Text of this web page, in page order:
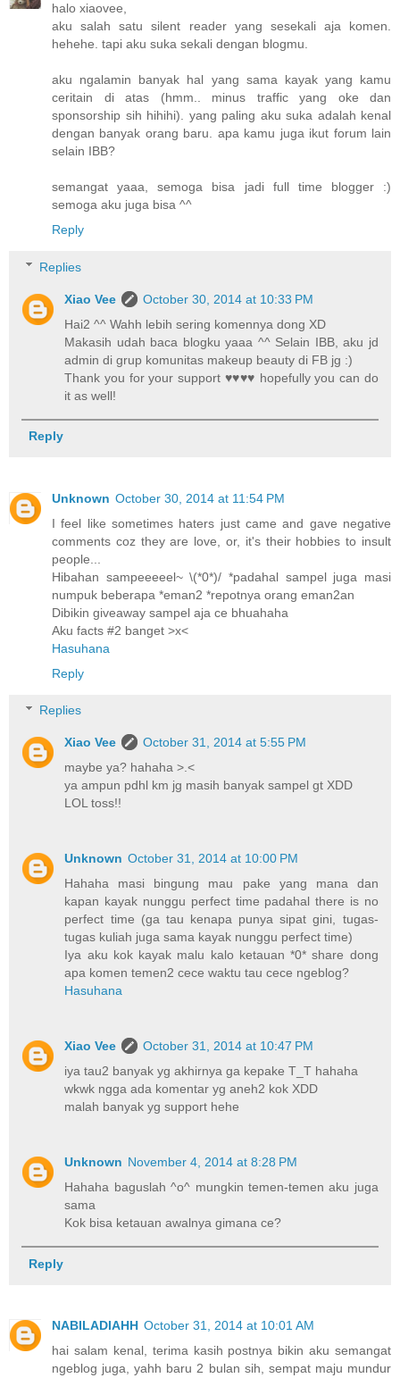
halo xiaovee,
aku salah satu silent reader yang sesekali aja komen.
hehehe. tapi aku suka sekali dengan blogmu.
aku ngalamin banyak hal yang sama kayak yang kamu
ceritain di atas (hmm.. minus traffic yang oke dan
sponsorship sih hihihi). yang paling aku suka adalah kenal
dengan banyak orang baru. apa kamu juga ikut forum lain
selain IBB?
semangat yaaa, semoga bisa jadi full time blogger :)
semoga aku juga bisa ^^
Reply
Replies
Xiao Vee
October 30, 2014 at 10:33 PM
Hai2 ^^ Wahh lebih sering komennya dong XD
Makasih udah baca blogku yaaa ^^ Selain IBB, aku jd
admin di grup komunitas makeup beauty di FB jg :)
Thank you for your support ♥♥♥♥ hopefully you can do
it as well!
Reply
Unknown October 30, 2014 at 11:54 PM
I feel like sometimes haters just came and gave negative
comments coz they are love, or, it's their hobbies to insult
people...
Hibahan sampeeeeel~ \(*0*)/ *padahal sampel juga masi
numpuk beberapa *eman2 *repotnya orang eman2an
Dibikin giveaway sampel aja ce bhuahaha
Aku facts #2 banget >x<
Hasuhana
Reply
Replies
Xiao Vee
October 31, 2014 at 5:55 PM
maybe ya? hahaha >.<
ya ampun pdhl km jg masih banyak sampel gt XDD
LOL toss!!
Unknown October 31, 2014 at 10:00 PM
Hahaha masi bingung mau pake yang mana dan
kapan kayak nunggu perfect time padahal there is no
perfect time (ga tau kenapa punya sipat gini, tugas-
tugas kuliah juga sama kayak nunggu perfect time)
Iya aku kok kayak malu kalo ketauan *0* share dong
apa komen temen2 cece waktu tau cece ngeblog?
Hasuhana
Xiao Vee
October 31, 2014 at 10:47 PM
iya tau2 banyak yg akhirnya ga kepake T_T hahaha
wkwk ngga ada komentar yg aneh2 kok XDD
malah banyak yg support hehe
Unknown November 4, 2014 at 8:28 PM
Hahaha baguslah ^o^ mungkin temen-temen aku juga
sama
Kok bisa ketauan awalnya gimana ce?
Reply
NABILADIAHH October 31, 2014 at 10:01 AM
hai salam kenal, terima kasih postnya bikin aku semangat
ngeblog juga, yahh baru 2 bulan sih, sempat maju mundur